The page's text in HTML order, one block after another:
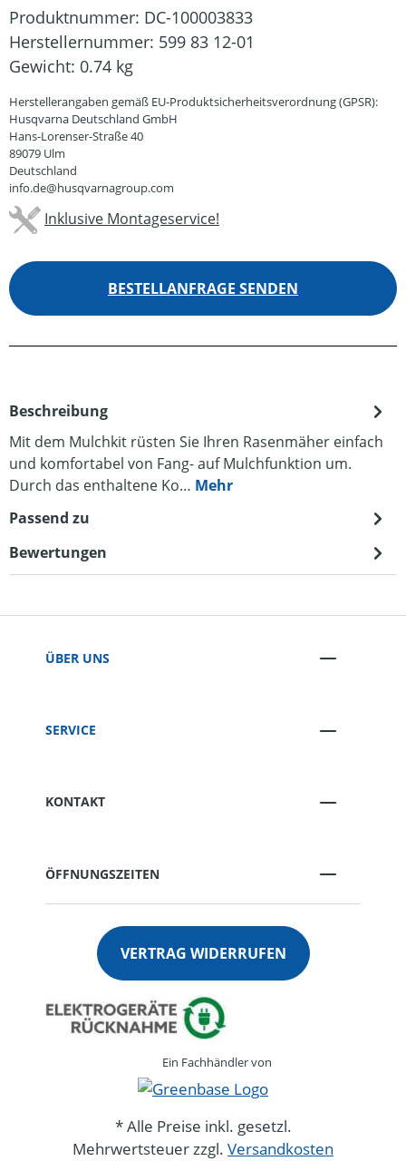
Produktnummer: DC-100003833
Herstellernummer: 599 83 12-01
Gewicht: 0.74 kg
Herstellerangaben gemäß EU-Produktsicherheitsverordnung (GPSR):
Husqvarna Deutschland GmbH
Hans-Lorenser-Straße 40
89079 Ulm
Deutschland
info.de@husqvarnagroup.com
Inklusive Montageservice!
BESTELLANFRAGE SENDEN
Beschreibung
Mit dem Mulchkit rüsten Sie Ihren Rasenmäher einfach
und komfortabel von Fang- auf Mulchfunktion um.
Durch das enthaltene Ko… Mehr
Passend zu
Bewertungen
ÜBER UNS
SERVICE
KONTAKT
ÖFFNUNGSZEITEN
VERTRAG WIDERRUFEN
Ein Fachhändler von
* Alle Preise inkl. gesetzl.
Mehrwertsteuer zzgl. Versandkosten